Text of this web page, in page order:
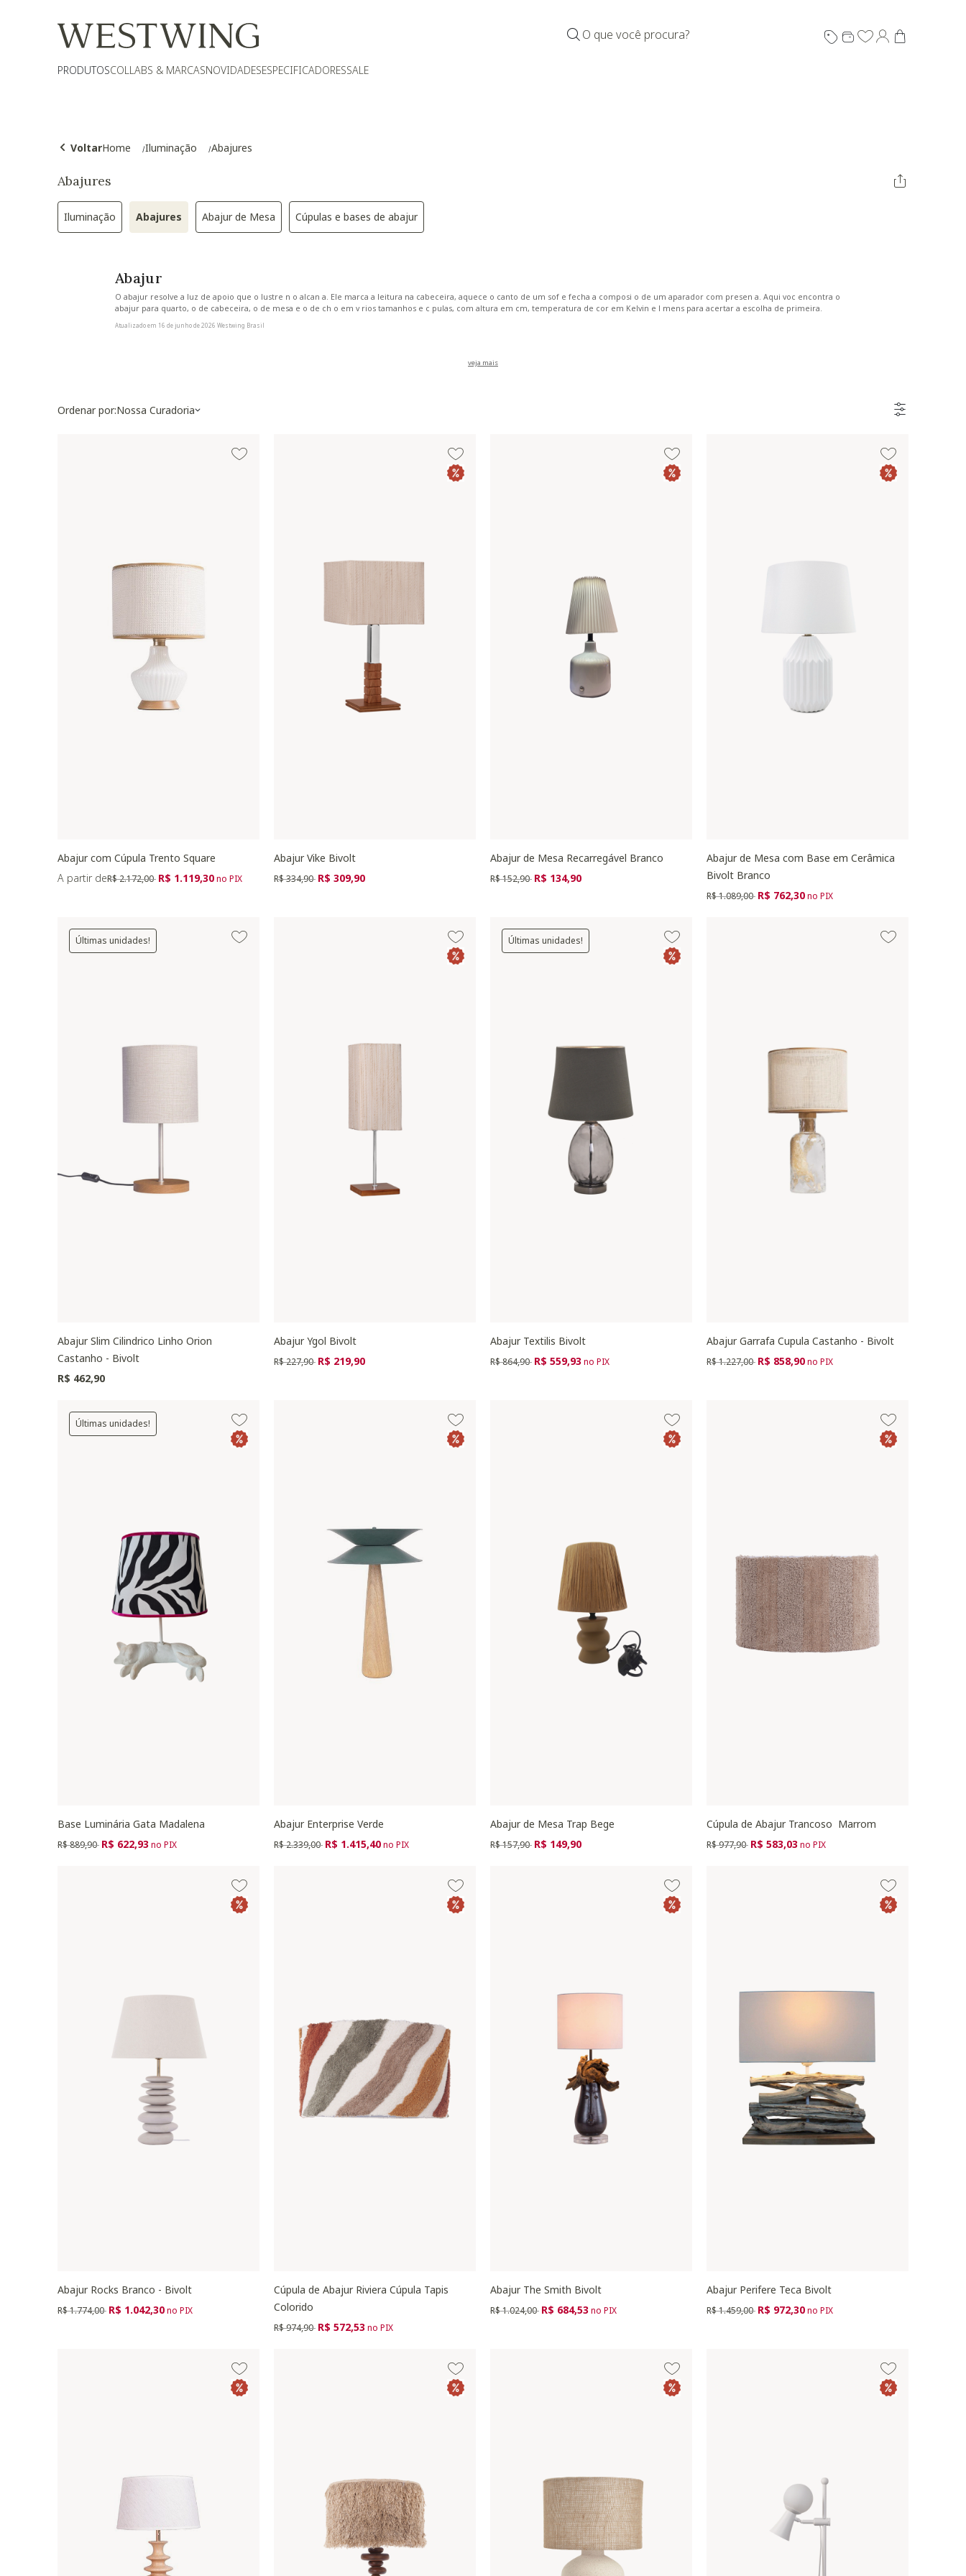
O que você procura?
PRODUTOSCOLLABS & MARCASNOVIDADESESPECIFICADORESSALE
VoltarHome Iluminação Abajures
Abajures
IluminaçãoRefinar por Categoria: Iluminação
Abajures Selected Atualmente refinado por Categoria: Abajures
Abajur de MesaRefinar por Categoria: Abajur de Mesa
Cúpulas e bases de abajurRefinar por Categoria: Cúpulas e bases de abajur
Abajur
O abajur resolve a luz de apoio que o lustre n o alcan a. Ele marca a leitura na cabeceira, aquece o canto de um sof e fecha a composi o de um aparador com presen a. Aqui voc encontra o
abajur para quarto, o de cabeceira, o de mesa e o de ch o em v rios tamanhos e c pulas, com altura em cm, temperatura de cor em Kelvin e l mens para acertar a escolha de primeira.
Atualizado em 16 de junho de 2026 Westwing Brasil
Ordenar por:Nossa Curadoria
Abajur com Cúpula Trento Square
A partir dePreço reduzido de
R$ 2.172,00 para
R$ 1.119,30no PIX
Abajur Vike Bivolt
Preço reduzido de
R$ 334,90 para
R$ 309,90
Abajur de Mesa Recarregável Branco
Preço reduzido de
R$ 152,90 para
R$ 134,90
Abajur de Mesa com Base em Cerâmica
Bivolt Branco
Preço reduzido de
R$ 1.089,00 para
R$ 762,30no PIX
Últimas unidades!
Abajur Slim Cilindrico Linho Orion
Castanho - Bivolt
R$ 462,90
Abajur Ygol Bivolt
Preço reduzido de
R$ 227,90 para
R$ 219,90
Últimas unidades!
Abajur Textilis Bivolt
Preço reduzido de
R$ 864,90 para
R$ 559,93no PIX
Abajur Garrafa Cupula Castanho - Bivolt
Preço reduzido de
R$ 1.227,00 para
R$ 858,90no PIX
Últimas unidades!
Base Luminária Gata Madalena
Preço reduzido de
R$ 889,90 para
R$ 622,93no PIX
Abajur Enterprise Verde
Preço reduzido de
R$ 2.339,00 para
R$ 1.415,40no PIX
Abajur de Mesa Trap Bege
Preço reduzido de
R$ 157,90 para
R$ 149,90
Cúpula de Abajur Trancoso Marrom
Preço reduzido de
R$ 977,90 para
R$ 583,03no PIX
Abajur Rocks Branco - Bivolt
Preço reduzido de
R$ 1.774,00 para
R$ 1.042,30no PIX
Cúpula de Abajur Riviera Cúpula Tapis
Colorido
Preço reduzido de
R$ 974,90 para
R$ 572,53no PIX
Abajur The Smith Bivolt
Preço reduzido de
R$ 1.024,00 para
R$ 684,53no PIX
Abajur Perifere Teca Bivolt
Preço reduzido de
R$ 1.459,00 para
R$ 972,30no PIX